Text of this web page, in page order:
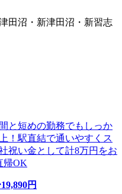
田沼・新津田沼・新習志
と短めの勤務でもしっか
！駅直結で通いやすくス
祝い金として計8万円をお
帰OK
19,890円